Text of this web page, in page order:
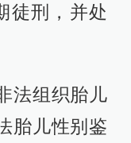
徒刑，并处
法组织胎儿
胎儿性别鉴